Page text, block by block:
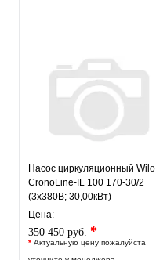
Насос циркуляционный Wilo
CronoLine-IL 100 170-30/2
(3х380В; 30,00кВт)
Цена:
350 450 руб. *
* Актуальную цену пожалуйста